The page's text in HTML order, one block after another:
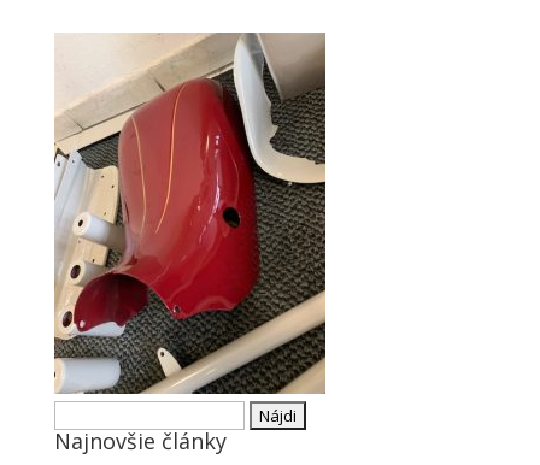
Najnovšie články